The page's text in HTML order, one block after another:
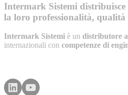
Intermark Sistemi
la loro professionalità,
Intermark Sistemi è un distributore
internazionali con competenze di